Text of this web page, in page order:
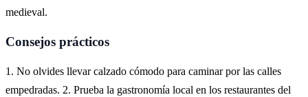
medieval.
Consejos prácticos
1. No olvides llevar calzado cómodo para caminar por las calles
empedradas. 2. Prueba la gastronomía local en los restaurantes del